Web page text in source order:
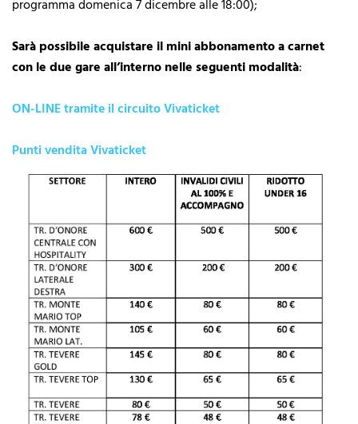
programma domenica 7 dicembre alle 18:00);
Sarà possibile acquistare il mini abbonamento a carnet
con le due gare all’interno nelle seguenti modalità:
ON-LINE tramite il circuito Vivaticket
Punti vendita Vivaticket